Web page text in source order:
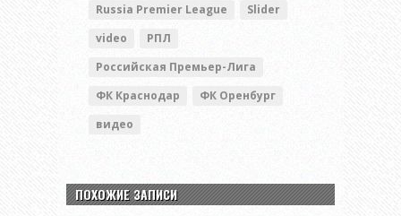
Russia Premier League
Slider
video
РПЛ
Российская Премьер-Лига
ФК Краснодар
ФК Оренбург
видео
ПОХОЖИЕ ЗАПИСИ